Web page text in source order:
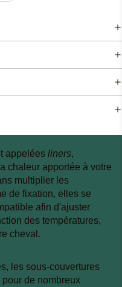
appelées liners,
chaleur apportée à votre
multiplier les
de fixation, elles se
afin d'ajuster
des températures,
cheval.
les sous-couvertures
de nombreux